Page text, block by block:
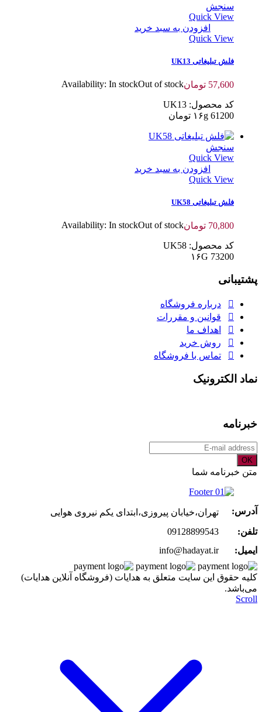
سنجش
Quick View
افزودن به سبد خرید
Quick View
فلش تبلیغاتی UK13
57,600 تومان Availability: In stockOut of stock
کد محصول: UK13
۱۶g 61200 تومان
سنجش
Quick View
افزودن به سبد خرید
Quick View
فلش تبلیغاتی UK58
70,800 تومان Availability: In stockOut of stock
کد محصول: UK58
۱۶G 73200
پشتیبانی
درباره فروشگاه
قوانین و مقررات
اهداف ما
روش خرید
تماس با فروشگاه
نماد الکترونیک
خبرنامه
OK
متن خبرنامه شما
آدرس:
تهران،خیابان پیروزی،ابتدای یکم نیروی هوایی
تلفن:
09128899543
ایمیل:
info@hadayat.ir
کليه حقوق اين سايت متعلق به هدایات (فروشگاه آنلاین هدایات)
می‌باشد.
Scroll